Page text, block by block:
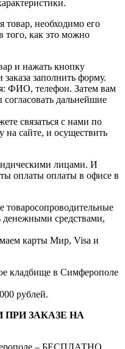
необходимо его
того, как это можно
и нажать кнопку
заполнить форму.
ФИО, телефон. Затем вам
дальнейшие
связаться с нами по
на сайте, и осуществить
лицами. И
оплаты оплаты в офисе в
денежными средствами,
карты Мир, Visa и
кладбище в Симферополе
рублей.
ЗАКАЗЕ НА
– БЕСПЛАТНО